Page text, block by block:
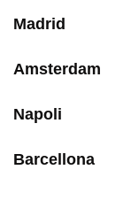
Madrid
Amsterdam
Napoli
Barcellona